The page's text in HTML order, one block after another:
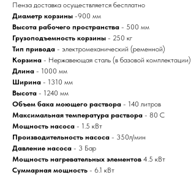
Пенза доставка осуществляется бесплатно
Диаметр корзины -900 мм
Высота рабочего пространства - 500 мм
Грузоподъемность корзины - 250 кг
Тип привода - электромеханический (ременной)
Корзина - Нержавеющая сталь (в базовой комплектации)
Длина - 1000 мм
Ширина - 1310 мм
Высота - 1240 мм
Объем бака моющего раствора - 140 литров
Максимальная температура раствора - 80 С
Мощность насоса - 1.5 кВт
Производительность насоса - 350л/мин
Давление насоса - 3 Бар
Мощность нагревательных элементов 4.5 кВт
Суммарная мощность - 6.1 кВт